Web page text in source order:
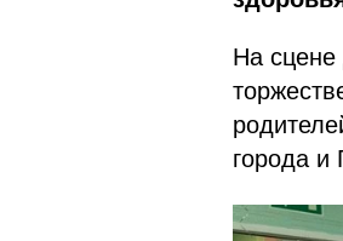
На сцене
города и